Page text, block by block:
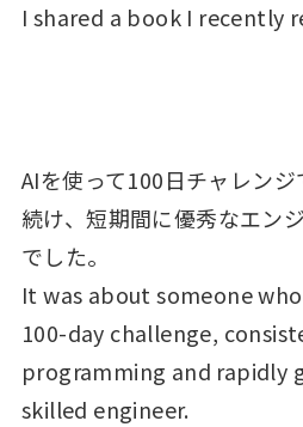
I shared a book I recently
AIを使って100日チャレン
続け、短期間に優秀なエン
でした。
It was about someone
100-day challenge,
programming and rapidly
skilled engineer.